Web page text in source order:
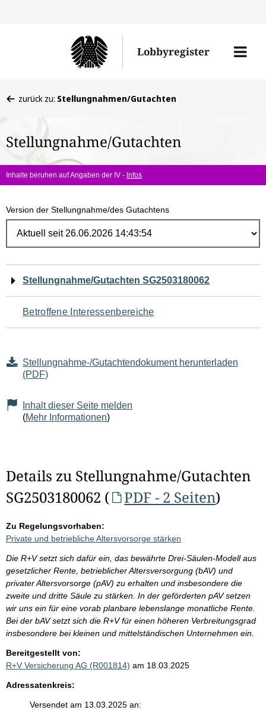
Lobbyregister
Menü
befinden
hier:
zurück zu: Stellungnahmen/Gutachten
Stellungnahme/Gutachten
Inhalte beruhen auf Angaben der IV - Infos
Version der Stellungnahme/des Gutachtens
Navigation
für
den
Seiteninhalt
Stellungnahme/Gutachten SG2503180062
Betroffene Interessenbereiche
Stellungnahme-/Gutachtendokument herunterladen
(PDF)
Inhalt dieser Seite melden
(Mehr Informationen)
Details zu Stellungnahme/Gutachten
SG2503180062 (
PDF - 2 Seiten)
Zu Regelungsvorhaben:
Private und betriebliche Altersvorsorge stärken
Die R+V setzt sich dafür ein, das bewährte Drei-Säulen-Modell aus
gesetzlicher Rente, betrieblicher Altersversorgung (bAV) und
privater Altersvorsorge (pAV) zu erhalten und insbesondere die
zweite und dritte Säule zu stärken. In der geförderten pAV setzen
wir uns ein für eine vorab planbare lebenslange monatliche Rente.
Bei der bAV setzt sich die R+V für einen höheren Verbreitungsgrad
insbesondere bei kleinen und mittelständischen Unternehmen ein.
Bereitgestellt von:
R+V Versicherung AG (R001814) am 18.03.2025
Adressatenkreis:
Versendet am 13.03.2025 an: